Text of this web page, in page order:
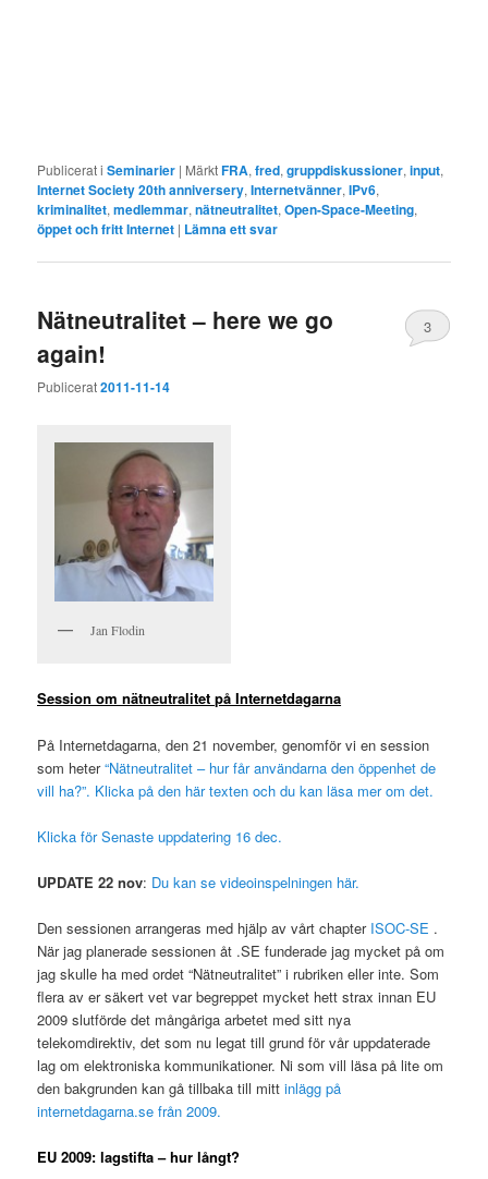
Publicerat i Seminarier | MärktFRA,fred,gruppdiskussioner,input,
Internet Society 20th anniversery,Internetvänner,IPv6,
kriminalitet,medlemmar,nätneutralitet,Open-Space-Meeting,
öppet och fritt Internet | Lämna ett svar
Nätneutralitet – here we go
again!
Publicerat2011-11-14
3
Jan Flodin
Session om nätneutralitet på Internetdagarna
På Internetdagarna, den 21 november, genomför vi en session
som heter“Nätneutralitet – hur får användarna den öppenhet de
vill ha?”. Klicka på den här texten och du kan läsa mer om det.
Klicka för Senaste uppdatering 16 dec.
UPDATE 22 nov: Du kan se videoinspelningen här.
Den sessionen arrangeras med hjälp av vårt chapter ISOC-SE .
När jag planerade sessionen åt .SE funderade jag mycket på om
jag skulle ha med ordet “Nätneutralitet” i rubriken eller inte. Som
flera av er säkert vet var begreppet mycket hett strax innan EU
2009 slutförde det mångåriga arbetet med sitt nya
telekomdirektiv, det som nu legat till grund för vår uppdaterade
lag om elektroniska kommunikationer. Ni som vill läsa på lite om
den bakgrunden kan gå tillbaka till mittinlägg på
internetdagarna.se från 2009.
EU 2009: lagstifta – hur långt?